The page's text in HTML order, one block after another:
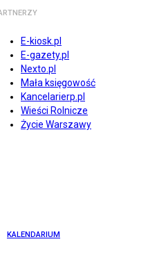
E-kiosk.pl
E-gazety.pl
Nexto.pl
Mała księgowość
Kancelarierp.pl
Wieści Rolnicze
Życie Warszawy
KALENDARIUM